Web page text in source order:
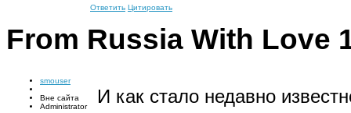
Ответить Цитировать
From Russia With Love
smouser
Вне сайта
Administrator
И как стало недавно